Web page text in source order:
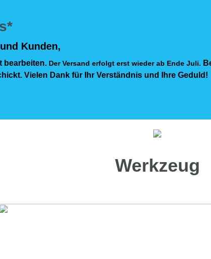
Kunden,
bearbeiten. Der Versand erfolgt erst wieder ab Ende Juli.
Vielen Dank für Ihr Verständnis und Ihre Geduld!
Werkzeug